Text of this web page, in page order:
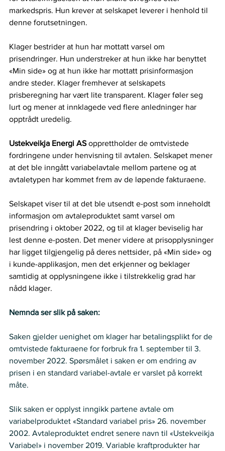
markedspris. Hun krever at selskapet leverer i henhold til
denne forutsetningen.
Klager bestrider at hun har mottatt varsel om
prisendringer. Hun understreker at hun ikke har benyttet
«Min side» og at hun ikke har mottatt prisinformasjon
andre steder. Klager fremhever at selskapets
prisberegning har vært lite transparent. Klager føler seg
lurt og mener at innklagede ved flere anledninger har
opptrådt uredelig.
Ustekveikja Energi AS opprettholder de omtvistede
fordringene under henvisning til avtalen. Selskapet mener
at det ble inngått variabelavtale mellom partene og at
avtaletypen har kommet frem av de løpende fakturaene.
Selskapet viser til at det ble utsendt e-post som inneholdt
informasjon om avtaleproduktet samt varsel om
prisendring i oktober 2022, og til at klager beviselig har
lest denne e-posten. Det mener videre at prisopplysninger
har ligget tilgjengelig på deres nettsider, på «Min side» og
i kunde-applikasjon, men det erkjenner og beklager
samtidig at opplysningene ikke i tilstrekkelig grad har
nådd klager.
Nemnda ser slik på saken:
Saken gjelder uenighet om klager har betalingsplikt for de
omtvistede fakturaene for forbruk fra 1. september til 3.
november 2022. Spørsmålet i saken er om endring av
prisen i en standard variabel-avtale er varslet på korrekt
måte.
Slik saken er opplyst inngikk partene avtale om
variabelproduktet «Standard variabel pris» 26. november
2002. Avtaleproduktet endret senere navn til «Ustekveikja
Variabel» i november 2019. Variable kraftprodukter har